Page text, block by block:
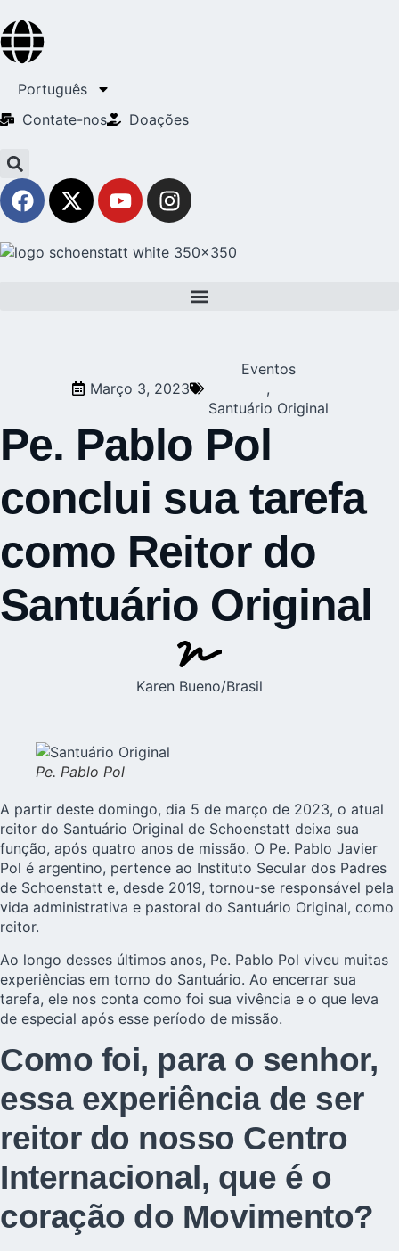
Português
Contate-nos
Doações
Março 3, 2023
Eventos
,
Santuário Original
Pe. Pablo Pol
conclui sua tarefa
como Reitor do
Santuário Original
Karen Bueno/Brasil
Pe. Pablo Pol
A partir deste domingo, dia 5 de março de 2023, o atual
reitor do Santuário Original de Schoenstatt deixa sua
função, após quatro anos de missão. O Pe. Pablo Javier
Pol é argentino, pertence ao Instituto Secular dos Padres
de Schoenstatt e, desde 2019, tornou-se responsável pela
vida administrativa e pastoral do Santuário Original, como
reitor.
Ao longo desses últimos anos, Pe. Pablo Pol viveu muitas
experiências em torno do Santuário. Ao encerrar sua
tarefa, ele nos conta como foi sua vivência e o que leva
de especial após esse período de missão.
Como foi, para o senhor,
essa experiência de ser
reitor do nosso Centro
Internacional, que é o
coração do Movimento?